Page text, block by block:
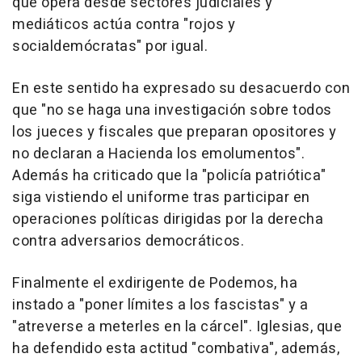
mediáticos actúa contra "rojos y
socialdemócratas" por igual.
En este sentido ha expresado su desacuerdo con
que "no se haga una investigación sobre todos
los jueces y fiscales que preparan opositores y
no declaran a Hacienda los emolumentos".
Además ha criticado que la "policía patriótica"
siga vistiendo el uniforme tras participar en
operaciones políticas dirigidas por la derecha
contra adversarios democráticos.
Finalmente el exdirigente de Podemos, ha
instado a "poner límites a los fascistas" y a
"atreverse a meterles en la cárcel". Iglesias, que
ha defendido esta actitud "combativa", además,